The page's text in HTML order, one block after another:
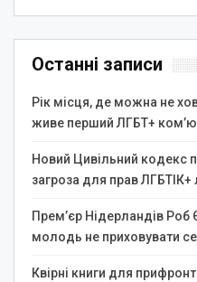
Останні записи
Рік місця, де можна не
живе перший ЛГБТ+
Новий Цивільний кодекс
загроза для прав
Прем’єр Нідерландів Роб
молодь не приховувати
Квірні книги для